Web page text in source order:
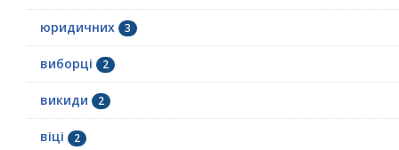
юридичних 3
виборці 2
викиди 2
віці 2